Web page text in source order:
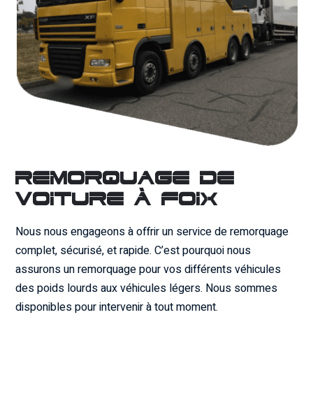
Remorquage de
voiture à Foix
Nous nous engageons à offrir un service de remorquage
complet, sécurisé, et rapide. C’est pourquoi nous
assurons un remorquage pour vos différents véhicules
des poids lourds aux véhicules légers. Nous sommes
disponibles pour intervenir à tout moment.